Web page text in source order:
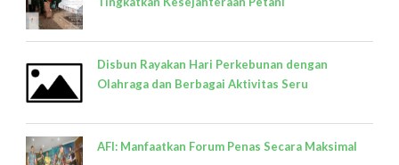
Disbun Rayakan Hari Perkebunan dengan
Olahraga dan Berbagai Aktivitas Seru
AFI: Manfaatkan Forum Penas Secara Maksimal